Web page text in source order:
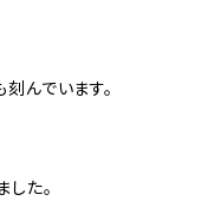
んでいます。
た。